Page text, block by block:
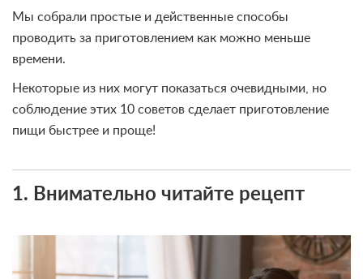
Мы собрали простые и действенные способы
проводить за приготовлением как можно меньше
времени.
Некоторые из них могут показаться очевидными, но
соблюдение этих 10 советов сделает приготовление
пищи быстрее и проще!
1. Внимательно читайте рецепт